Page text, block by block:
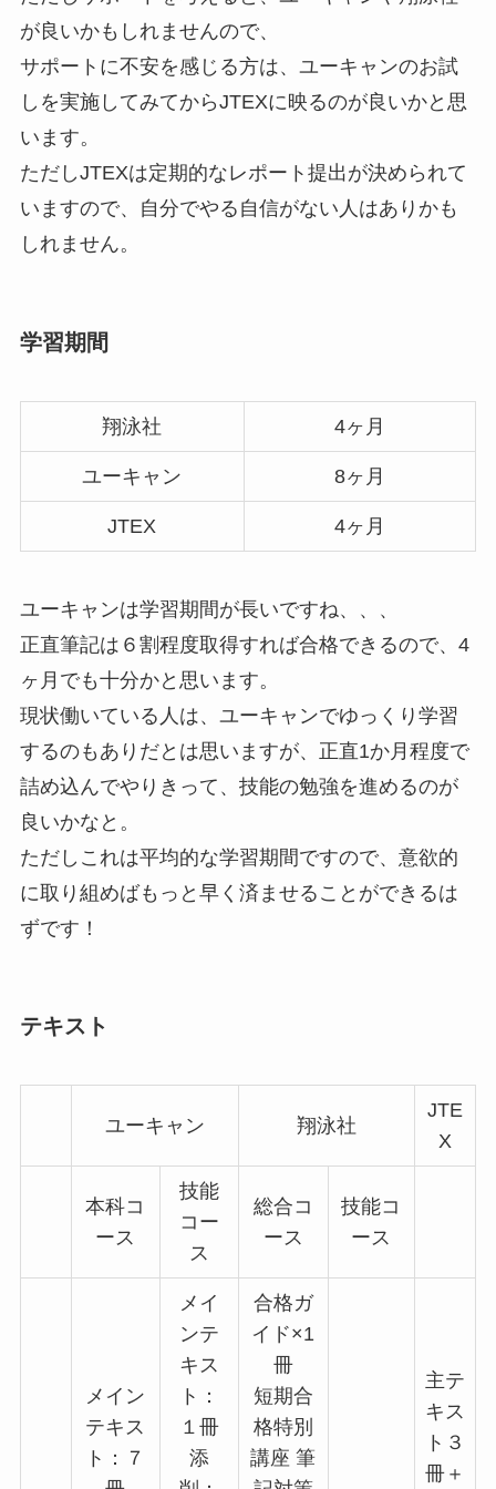
が良いかもしれませんので、
サポートに不安を感じる方は、ユーキャンのお試
しを実施してみてからJTEXに映るのが良いかと思
います。
ただしJTEXは定期的なレポート提出が決められて
いますので、自分でやる自信がない人はありかも
しれません。
学習期間
翔泳社 4ヶ月
ユーキャン 8ヶ月
JTEX 4ヶ月
ユーキャンは学習期間が長いですね、、、
正直筆記は６割程度取得すれば合格できるので、4
ヶ月でも十分かと思います。
現状働いている人は、ユーキャンでゆっくり学習
するのもありだとは思いますが、正直1か月程度で
詰め込んでやりきって、技能の勉強を進めるのが
良いかなと。
ただしこれは平均的な学習期間ですので、意欲的
に取り組めばもっと早く済ませることができるは
ずです！
テキスト
ユーキャン 翔泳社
JTE
X
本科コ
ース
技能
コー
ス
総合コ
ース
技能コ
ース
メイン
テキス
ト：７
メイ
ンテ
キス
ト：
１冊
添
合格ガ
イド×1
冊
短期合
格特別
講座 筆
主テ
キス
ト３
冊＋